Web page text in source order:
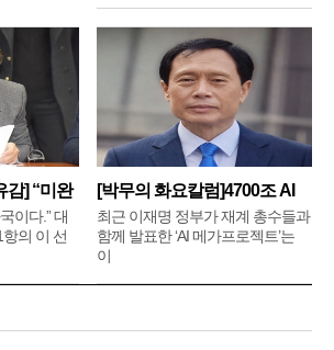
감] “미완
이다.” 대
의 이 선
[박무의 화요칼럼]4700조 AI
메
최근 이재명 정부가 재계 총수들과
함께 발표한 ‘AI 메가프로젝트’는
이